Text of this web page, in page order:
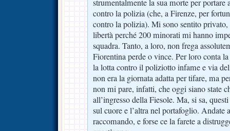
strumentalmente la sua morte per portare
contro la polizia (che, a Firenze, per
contro la polizia). Mi sono sentito
libertà perché 200 minorati mi hanno
squadra. Tanto, a loro, non frega
Fiorentina perde o vince. Per loro conta
la lotta contro il poliziotto infame e via
non era la giornata adatta per tifare, ma
non mi pare, infatti, che oggi siano state
all’ingresso della Fiesole. Ma, si sa,
sul cuore e l’altra nel portafoglio. Andate
raccomando, e forse ce la farete a